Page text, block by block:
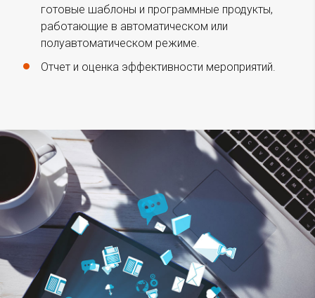
готовые шаблоны и программные продукты,
работающие в автоматическом или
полуавтоматическом режиме.
Отчет и оценка эффективности мероприятий.